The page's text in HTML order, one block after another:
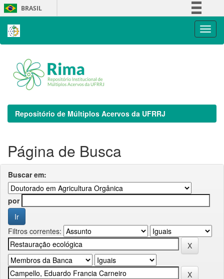
Skip
navigation
BRASIL
Repositório de Múltiplos Acervos da UFRRJ
Página de Busca
Buscar em:
por
Filtros correntes: